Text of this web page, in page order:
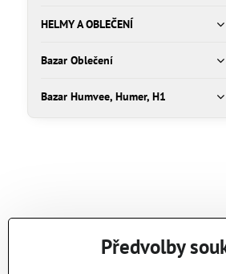
HELMY A OBLEČENÍ
Bazar Oblečení
Bazar Humvee, Humer, H1
Předvolby